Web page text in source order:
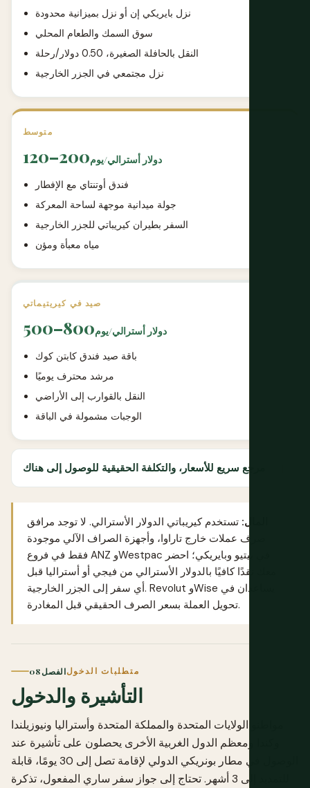
نزل بايريكي إن أو نزل بميزانية محدودة
سوق السمك والطعام المحلي
النقل بالحافلة الصغيرة، 0.50 دولار/رحلة
نزل مجتمعي في الجزر الخارجية
متوسط
120–200دولار أسترالي/يوم
فندق أوتنتاي مع الإفطار
جولة ميدانية موجهة لساحة المعركة
السفر بطيران كيريباتي للجزر الخارجية
مياه معبأة ومؤن
صيد في كيريتيماتي
500–800دولار أسترالي/يوم
باقة صيد فندق كابتن كوك
مرشد محترف يوميًا
النقل بالقوارب إلى الأراضي
الوجبات مشمولة في الباقة
مرجع سريع للأسعار، والتكلفة الحقيقية للوصول إلى هناك
المال: تستخدم كيريباتي الدولار الأسترالي. لا توجد مرافق
صرف عملات خارج تاراوا، وأجهزة الصراف الآلي موجودة
فقط في فروع ANZ وWestpac في بيتيو وبايريكي؛ احضر
معك نقدًا كافيًا بالدولار الأسترالي من فيجي أو أستراليا قبل
أي سفر إلى الجزر الخارجية. Revolut وWise
تحويل العملة بسعر الصرف الحقيقي قبل المغادرة.
الفصل 08متطلبات الدخول
التأشيرة والدخول
مواطنو الولايات المتحدة والمملكة المتحدة وأستراليا ونيوزيلندا
وكندا ومعظم الدول الغربية الأخرى يحصلون على تأشيرة عند
الوصول في مطار بونريكي الدولي لإقامة تصل إلى 30 يومًا، قابلة
للتمديد إلى 3 أشهر. تحتاج إلى جواز سفر ساري المفعول، تذكرة